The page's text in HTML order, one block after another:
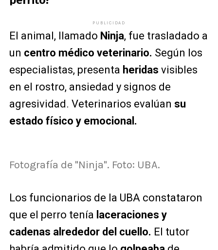
PUBLICIDAD
El animal, llamado Ninja, fue trasladado a
un centro médico veterinario. Según los
especialistas, presenta heridas visibles
en el rostro, ansiedad y signos de
agresividad. Veterinarios evalúan su
estado físico y emocional.
Fotografía de "Ninja". Foto: UBA.
Los funcionarios de la UBA constataron
que el perro tenía laceraciones y
cadenas alrededor del cuello. El tutor